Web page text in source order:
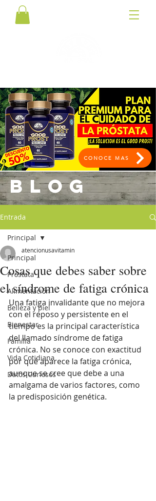
CONOCE MAS
BLOG
Entrada
Principal
Próstata
Alimentación
Belleza y piel
Bienestar
Familia
Vida Cotidiana
Datos Curiosos
Principal
Cosas que debes saber sobre
el síndrome de fatiga crónica
atencionusavitamin
Una fatiga invalidante que no mejora
con el reposo y persistente en el
tiempo es la principal característica
del llamado síndrome de fatiga
crónica. No se conoce con exactitud
por qué aparece la fatiga crónica,
aunque se cree que debe a una
amalgama de varios factores, como
la predisposición genética.